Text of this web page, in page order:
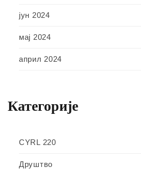
јун 2024
мај 2024
април 2024
Категорије
CYRL 220
Друштво